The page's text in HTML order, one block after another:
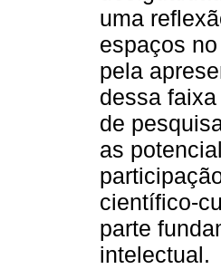
uma
espaços
pela
dessa
de
as
científico-
parte
intelectual.